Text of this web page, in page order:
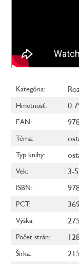
Kategória:
Hmotnosť:
EAN:
Téma:
Typ knihy:
Vek: 3-5
ISBN:
PCT:
Výška: 275
Počet strán:
Šírka: 215